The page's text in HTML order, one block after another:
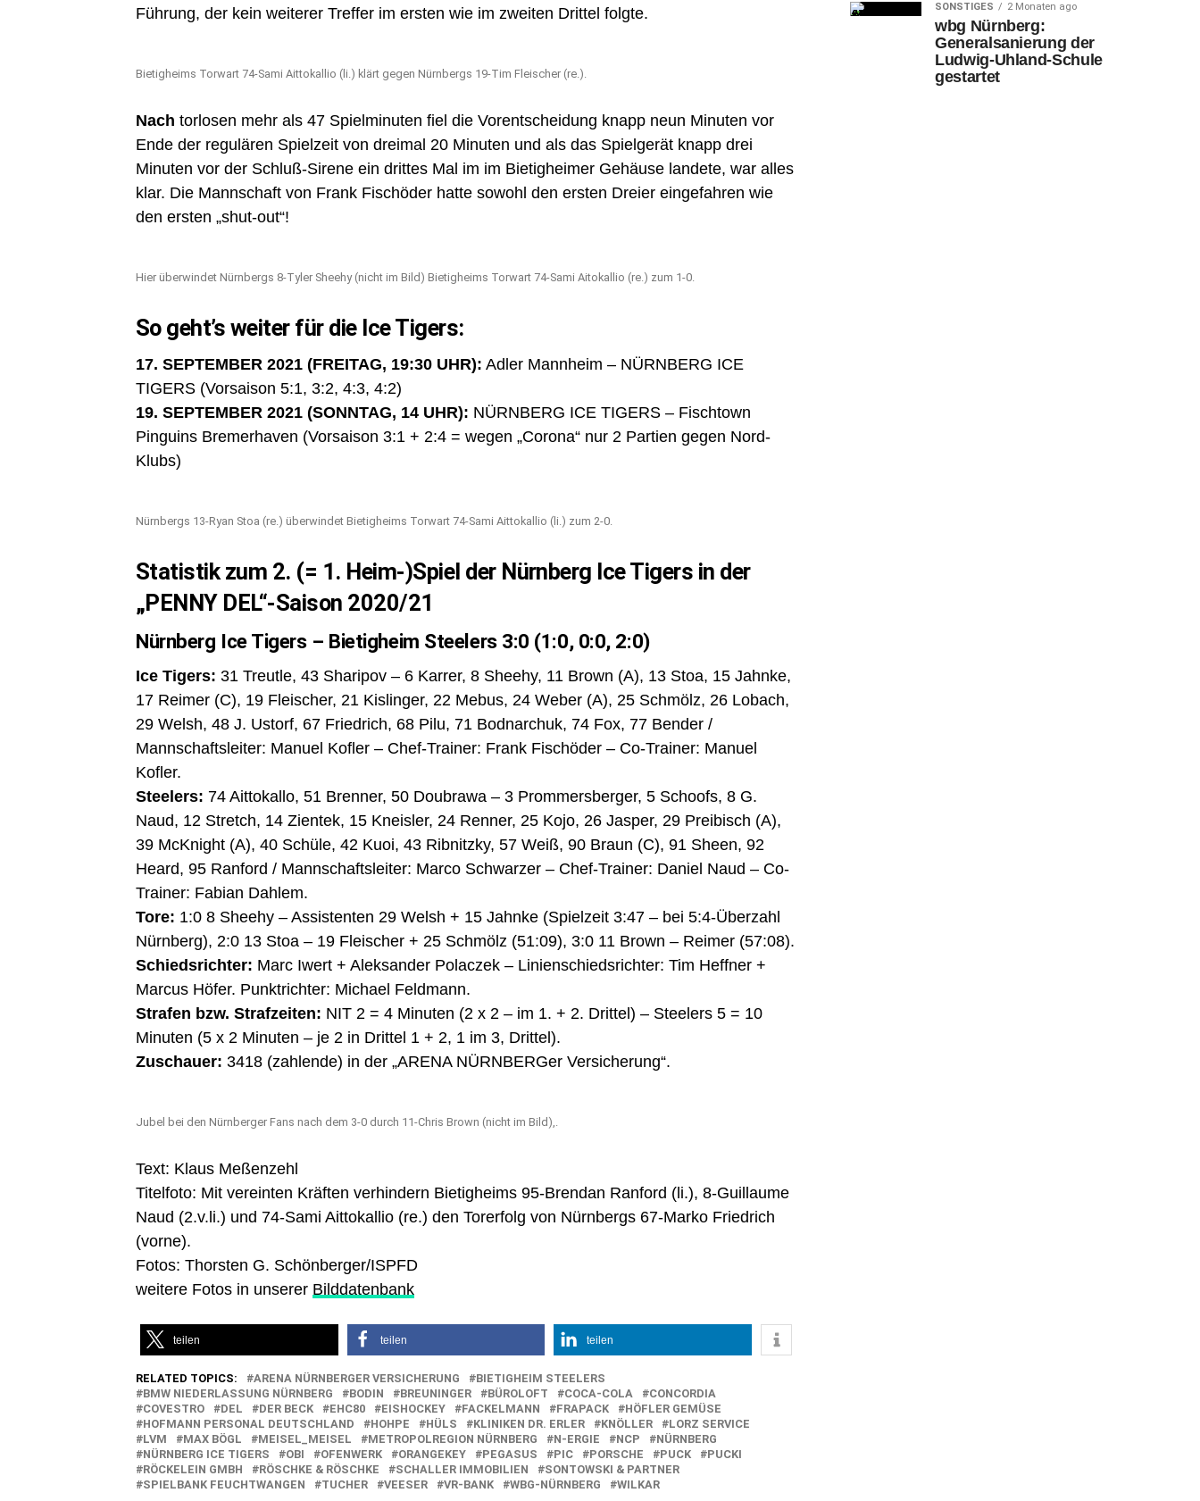
Führung, der kein weiterer Treffer im ersten wie im zweiten Drittel folgte.
Bietigheims Torwart 74-Sami Aittokallio (li.) klärt gegen Nürnbergs 19-Tim Fleischer (re.).
Nach torlosen mehr als 47 Spielminuten fiel die Vorentscheidung knapp neun Minuten vor
Ende der regulären Spielzeit von dreimal 20 Minuten und als das Spielgerät knapp drei
Minuten vor der Schluß-Sirene ein drittes Mal im im Bietigheimer Gehäuse landete, war alles
klar. Die Mannschaft von Frank Fischöder hatte sowohl den ersten Dreier eingefahren wie
den ersten „shut-out“!
Hier überwindet Nürnbergs 8-Tyler Sheehy (nicht im Bild) Bietigheims Torwart 74-Sami Aitokallio (re.) zum 1-0.
So geht’s weiter für die Ice Tigers:
17. SEPTEMBER 2021 (FREITAG, 19:30 UHR): Adler Mannheim – NÜRNBERG ICE
TIGERS (Vorsaison 5:1, 3:2, 4:3, 4:2)
19. SEPTEMBER 2021 (SONNTAG, 14 UHR): NÜRNBERG ICE TIGERS – Fischtown
Pinguins Bremerhaven (Vorsaison 3:1 + 2:4 = wegen „Corona“ nur 2 Partien gegen Nord-
Klubs)
Nürnbergs 13-Ryan Stoa (re.) überwindet Bietigheims Torwart 74-Sami Aittokallio (li.) zum 2-0.
Statistik zum 2. (= 1. Heim-)Spiel der Nürnberg Ice Tigers in der
„PENNY DEL“-Saison 2020/21
Nürnberg Ice Tigers – Bietigheim Steelers 3:0 (1:0, 0:0, 2:0)
Ice Tigers: 31 Treutle, 43 Sharipov – 6 Karrer, 8 Sheehy, 11 Brown (A), 13 Stoa, 15 Jahnke,
17 Reimer (C), 19 Fleischer, 21 Kislinger, 22 Mebus, 24 Weber (A), 25 Schmölz, 26 Lobach,
29 Welsh, 48 J. Ustorf, 67 Friedrich, 68 Pilu, 71 Bodnarchuk, 74 Fox, 77 Bender /
Mannschaftsleiter: Manuel Kofler – Chef-Trainer: Frank Fischöder – Co-Trainer: Manuel
Kofler.
Steelers: 74 Aittokallo, 51 Brenner, 50 Doubrawa – 3 Prommersberger, 5 Schoofs, 8 G.
Naud, 12 Stretch, 14 Zientek, 15 Kneisler, 24 Renner, 25 Kojo, 26 Jasper, 29 Preibisch (A),
39 McKnight (A), 40 Schüle, 42 Kuoi, 43 Ribnitzky, 57 Weiß, 90 Braun (C), 91 Sheen, 92
Heard, 95 Ranford / Mannschaftsleiter: Marco Schwarzer – Chef-Trainer: Daniel Naud – Co-
Trainer: Fabian Dahlem.
Tore: 1:0 8 Sheehy – Assistenten 29 Welsh + 15 Jahnke (Spielzeit 3:47 – bei 5:4-Überzahl
Nürnberg), 2:0 13 Stoa – 19 Fleischer + 25 Schmölz (51:09), 3:0 11 Brown – Reimer (57:08).
Schiedsrichter: Marc Iwert + Aleksander Polaczek – Linienschiedsrichter: Tim Heffner +
Marcus Höfer. Punktrichter: Michael Feldmann.
Strafen bzw. Strafzeiten: NIT 2 = 4 Minuten (2 x 2 – im 1. + 2. Drittel) – Steelers 5 = 10
Minuten (5 x 2 Minuten – je 2 in Drittel 1 + 2, 1 im 3, Drittel).
Zuschauer: 3418 (zahlende) in der „ARENA NÜRNBERGer Versicherung“.
Jubel bei den Nürnberger Fans nach dem 3-0 durch 11-Chris Brown (nicht im Bild),.
Text: Klaus Meßenzehl
Titelfoto: Mit vereinten Kräften verhindern Bietigheims 95-Brendan Ranford (li.), 8-Guillaume
Naud (2.v.li.) und 74-Sami Aittokallio (re.) den Torerfolg von Nürnbergs 67-Marko Friedrich
(vorne).
Fotos: Thorsten G. Schönberger/ISPFD
weitere Fotos in unserer Bilddatenbank
teilen teilen teilen
RELATED TOPICS: ARENA NÜRNBERGER VERSICHERUNG
BIETIGHEIM STEELERS
BMW NIEDERLASSUNG NÜRNBERG
BODIN BREUNINGER BÜROLOFT COCA-COLA
CONCORDIA
COVESTRO
DEL DER BECK EHC80 EISHOCKEY FACKELMANN FRAPACK
HÖFLER GEMÜSE
HOFMANN PERSONAL DEUTSCHLAND
HOHPE HÜLS KLINIKEN DR. ERLER KNÖLLER
LORZ SERVICE
LVM
MAX BÖGL MEISEL_MEISEL METROPOLREGION NÜRNBERG N-ERGIE NCP
NÜRNBERG
NÜRNBERG ICE TIGERS
OBI OFENWERK ORANGEKEY PEGASUS PIC PORSCHE PUCK
PUCKI
RÖCKELEIN GMBH
RÖSCHKE & RÖSCHKE SCHALLER IMMOBILIEN
SONTOWSKI & PARTNER
SPIELBANK FEUCHTWANGEN
TUCHER VEESER VR-BANK WBG-NÜRNBERG WILKAR
SONSTIGES 2 Monaten ago
wbg Nürnberg:
Generalsanierung der
Ludwig-Uhland-Schule
gestartet